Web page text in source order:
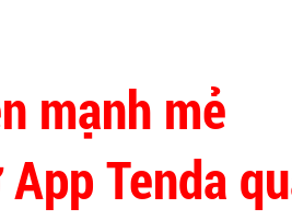
mạnh mẻ
Tenda